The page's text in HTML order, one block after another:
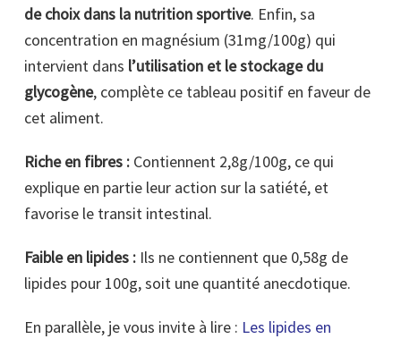
de choix dans la nutrition sportive. Enfin, sa
concentration en magnésium (31mg/100g) qui
intervient dans l’utilisation et le stockage du
glycogène, complète ce tableau positif en faveur de
cet aliment.
Riche en fibres : Contiennent 2,8g/100g, ce qui
explique en partie leur action sur la satiété, et
favorise le transit intestinal.
Faible en lipides : Ils ne contiennent que 0,58g de
lipides pour 100g, soit une quantité anecdotique.
En parallèle, je vous invite à lire : Les lipides en